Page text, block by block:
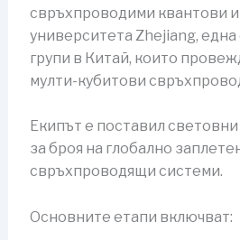
свръхпроводими квантови
университета Zhejiang,
групи в Китай, които
мулти-кубитови
Екипът е поставил
за броя на глобално
свръхпроводящи системи.
Основните етапи включват: